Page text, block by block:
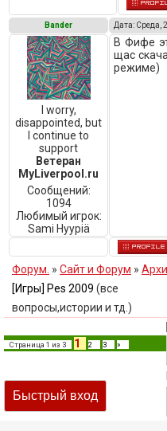
Bander Дата: Среда,
I worry,
disappointed, but
I continue to
support
Ветеран
MyLiverpool.ru
Сообщений:
1094
Любимый игрок:
Sami Hyypiä
В Фифе
щас
режиме)
Форум. » Сайт и Форум »
[Игры] Pes 2009 (все
вопросы,истории и тд.)
Страница 1 из 3 1 2 3 »